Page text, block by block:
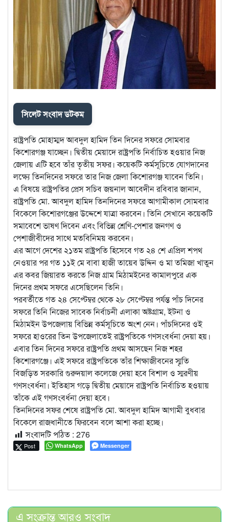
সিলেট সংবাদ ডটকম
রাষ্ট্রপতি মোহাম্মদ আবদুল হামিদ তিন দিনের সফরে সোমবার
কিশোরগঞ্জ যাচ্ছেন। দ্বিতীয় মেয়াদে রাষ্ট্রপতি নির্বাচিত হওয়ার নিজ
জেলায় এটি হবে তাঁর তৃতীয় সফর। কয়েকটি কর্মসূচিতে যোগদানের
লক্ষ্যে তিনদিনের সফরে তার নিজ জেলা কিশোরগঞ্জ যাবেন তিনি।
এ বিষয়ে রাষ্ট্রপতির প্রেস সচিব জয়নাল আবেদীন রবিবার জানান,
রাষ্ট্রপতি মো. আবদুল হামিদ তিনদিনের সফরে আগামীকাল সোমবার
বিকেলে কিশোরগঞ্জের উদ্দেশে যাত্রা করবেন। তিনি সেখানে কয়েকটি
সমাবেশে ভাষণ দিবেন এবং বিভিন্ন শ্রেণি-পেশার জনগণ ও
পেশাজীবীদের সাথে মতবিনিময় করবেন।
এর আগে দেশের ২১তম রাষ্ট্রপতি হিসেবে গত ২৪ শে এপ্রিল শপথ
নেওয়ার পর গত ১১ই মে বাবা হাজী তায়েব উদ্দিন ও মা তমিজা খাতুন
এর কবর জিয়ারত করতে নিজ গ্রাম মিঠামইনের কামালপুরে এক
দিনের প্রথম সফরে এসেছিলেন তিনি।
পরবর্তীতে গত ২৪ সেপ্টেম্বর থেকে ২৮ সেপ্টেম্বর পর্যন্ত পাঁচ দিনের
সফরে তিনি নিজের সাবেক নির্বাচনী এলাকা অষ্টগ্রাম, ইটনা ও
মিঠামইন উপজেলায় বিভিন্ন কর্মসূচিতে অংশ নেন। পাঁচদিনের ওই
সফরে হাওরের তিন উপজেলাতেই রাষ্ট্রপতিকে গণসংবর্ধনা দেয়া হয়।
এবার তিন দিনের সফরে রাষ্ট্রপতি প্রথম আসছেন নিজ শহর
কিশোরগঞ্জে। এই সফরে রাষ্ট্রপতিকে তাঁর শিক্ষাজীবনের স্মৃতি
বিজড়িত সরকারি গুরুদয়াল কলেজে দেয়া হবে বিশাল ও স্মরণীয়
গণসংবর্ধনা। ইতিহাস গড়ে দ্বিতীয় মেয়াদে রাষ্ট্রপতি নির্বাচিত হওয়ায়
তাঁকে এই গণসংবর্ধনা দেয়া হবে।
তিনদিনের সফর শেষে রাষ্ট্রপতি মো. আবদুল হামিদ আগামী বুধবার
বিকেলে রাজধানীতে ফিরবেন বলে আশা করা হচ্ছে।
সংবাদটি পঠিত : 276
Post WhatsApp Messenger
এ সংক্রান্ত আরও সংবাদ